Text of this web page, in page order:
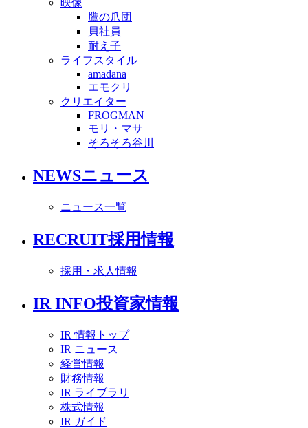
映像
鷹の爪団
貝社員
耐え子
ライフスタイル
amadana
エモクリ
クリエイター
FROGMAN
モリ・マサ
そろそろ谷川
NEWSニュース
ニュース一覧
RECRUIT採用情報
採用・求人情報
IR INFO投資家情報
IR 情報トップ
IR ニュース
経営情報
財務情報
IR ライブラリ
株式情報
IR ガイド